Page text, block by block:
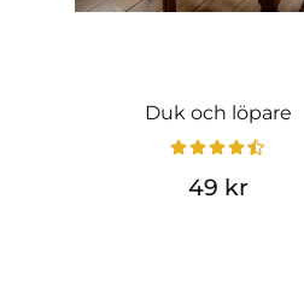
Duk och löpare
49 kr